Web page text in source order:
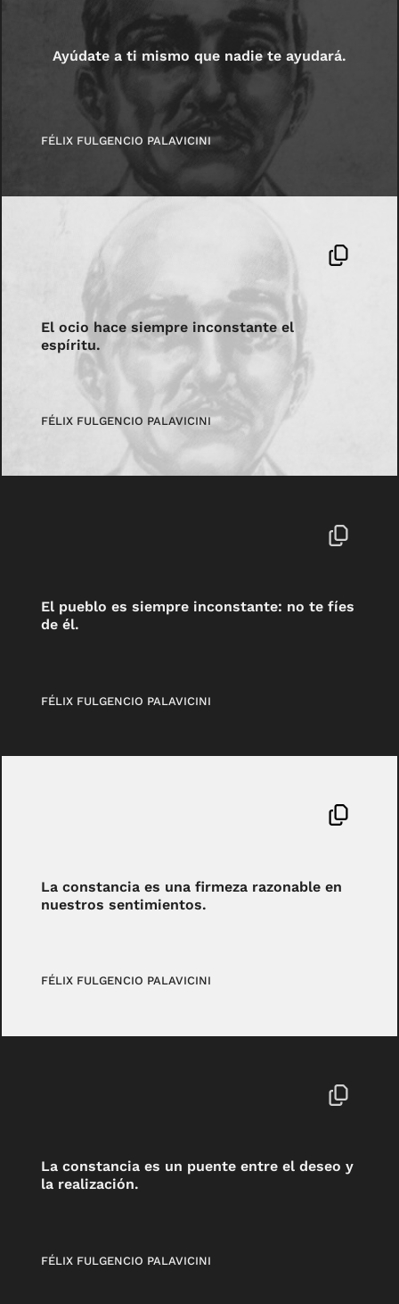
Ayúdate a ti mismo que nadie te ayudará.
FÉLIX FULGENCIO PALAVICINI
El ocio hace siempre inconstante el
espíritu.
FÉLIX FULGENCIO PALAVICINI
El pueblo es siempre inconstante: no te fíes
de él.
FÉLIX FULGENCIO PALAVICINI
La constancia es una firmeza razonable en
nuestros sentimientos.
FÉLIX FULGENCIO PALAVICINI
La constancia es un puente entre el deseo y
la realización.
FÉLIX FULGENCIO PALAVICINI